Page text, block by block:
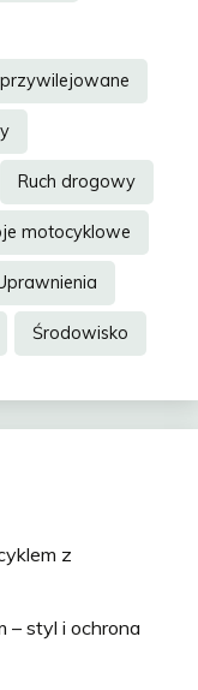
Ruch drogowy
motocyklowe
Środowisko
z
– styl i ochrona